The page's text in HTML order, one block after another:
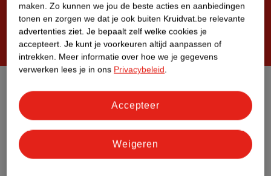
Steeds verrassend, altijd voordelig!
Disclaimer
Algemene Verkoopvoorwaarden
Zelf cookies beheren
maken. Zo kunnen we jou de beste acties en aanbiedingen
tonen en zorgen we dat je ook buiten Kruidvat.be relevante
advertenties ziet. Je bepaalt zelf welke cookies je
accepteert. Je kunt je voorkeuren altijd aanpassen of
intrekken. Meer informatie over hoe we je gegevens
verwerken lees je in ons Privacybeleid.
Weigeren
Accepteer